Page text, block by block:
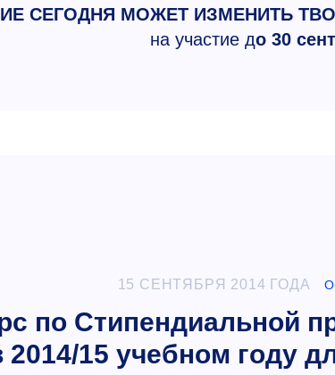
СЕГОДНЯ МОЖЕТ ИЗМЕНИТЬ
на участие до 30
15 СЕНТЯБРЯ 2014 ГОДА
по Стипендиальной
2014/15 учебном году